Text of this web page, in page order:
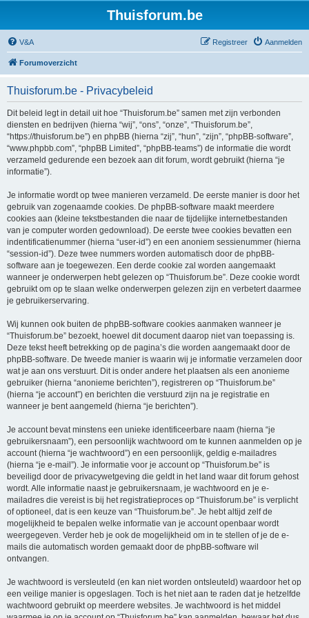
Thuisforum.be
V&A Aanmelden
Registreer
Forumoverzicht
Thuisforum.be - Privacybeleid
Dit beleid legt in detail uit hoe “Thuisforum.be” samen met zijn verbonden
diensten en bedrijven (hierna “wij”, “ons”, “onze”, “Thuisforum.be”,
“https://thuisforum.be”) en phpBB (hierna “zij”, “hun”, “zijn”, “phpBB-software”,
“www.phpbb.com”, “phpBB Limited”, “phpBB-teams”) de informatie die wordt
verzameld gedurende een bezoek aan dit forum, wordt gebruikt (hierna “je
informatie”).
Je informatie wordt op twee manieren verzameld. De eerste manier is door het
gebruik van zogenaamde cookies. De phpBB-software maakt meerdere
cookies aan (kleine tekstbestanden die naar de tijdelijke internetbestanden
van je computer worden gedownload). De eerste twee cookies bevatten een
indentificatienummer (hierna “user-id”) en een anoniem sessienummer (hierna
“session-id”). Deze twee nummers worden automatisch door de phpBB-
software aan je toegewezen. Een derde cookie zal worden aangemaakt
wanneer je onderwerpen hebt gelezen op “Thuisforum.be”. Deze cookie wordt
gebruikt om op te slaan welke onderwerpen gelezen zijn en verbetert daarmee
je gebruikerservaring.
Wij kunnen ook buiten de phpBB-software cookies aanmaken wanneer je
“Thuisforum.be” bezoekt, hoewel dit document daarop niet van toepassing is.
Deze tekst heeft betrekking op de pagina’s die worden aangemaakt door de
phpBB-software. De tweede manier is waarin wij je informatie verzamelen door
wat je aan ons verstuurt. Dit is onder andere het plaatsen als een anonieme
gebruiker (hierna “anonieme berichten”), registreren op “Thuisforum.be”
(hierna “je account”) en berichten die verstuurd zijn na je registratie en
wanneer je bent aangemeld (hierna “je berichten”).
Je account bevat minstens een unieke identificeerbare naam (hierna “je
gebruikersnaam”), een persoonlijk wachtwoord om te kunnen aanmelden op je
account (hierna “je wachtwoord”) en een persoonlijk, geldig e-mailadres
(hierna “je e-mail”). Je informatie voor je account op “Thuisforum.be” is
beveiligd door de privacywetgeving die geldt in het land waar dit forum gehost
wordt. Alle informatie naast je gebruikersnaam, je wachtwoord en je e-
mailadres die vereist is bij het registratieproces op “Thuisforum.be” is verplicht
of optioneel, dat is een keuze van “Thuisforum.be”. Je hebt altijd zelf de
mogelijkheid te bepalen welke informatie van je account openbaar wordt
weergegeven. Verder heb je ook de mogelijkheid om in te stellen of je de e-
mails die automatisch worden gemaakt door de phpBB-software wil
ontvangen.
Je wachtwoord is versleuteld (en kan niet worden ontsleuteld) waardoor het op
een veilige manier is opgeslagen. Toch is het niet aan te raden dat je hetzelfde
wachtwoord gebruikt op meerdere websites. Je wachtwoord is het middel